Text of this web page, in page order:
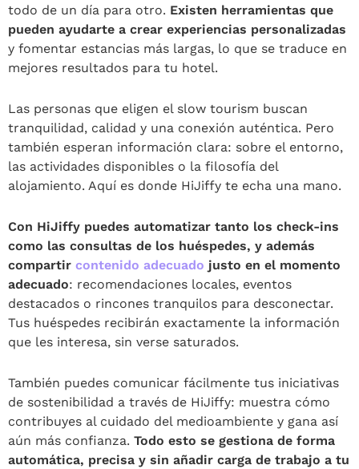
todo de un día para otro. Existen herramientas que
pueden ayudarte a crear experiencias personalizadas
y fomentar estancias más largas, lo que se traduce en
mejores resultados para tu hotel.
Las personas que eligen el slow tourism buscan
tranquilidad, calidad y una conexión auténtica. Pero
también esperan información clara: sobre el entorno,
las actividades disponibles o la filosofía del
alojamiento. Aquí es donde HiJiffy te echa una mano.
Con HiJiffy puedes automatizar tanto los check-ins
como las consultas de los huéspedes, y además
compartir contenido adecuado justo en el momento
adecuado: recomendaciones locales, eventos
destacados o rincones tranquilos para desconectar.
Tus huéspedes recibirán exactamente la información
que les interesa, sin verse saturados.
También puedes comunicar fácilmente tus iniciativas
de sostenibilidad a través de HiJiffy: muestra cómo
contribuyes al cuidado del medioambiente y gana así
aún más confianza. Todo esto se gestiona de forma
automática, precisa y sin añadir carga de trabajo a tu